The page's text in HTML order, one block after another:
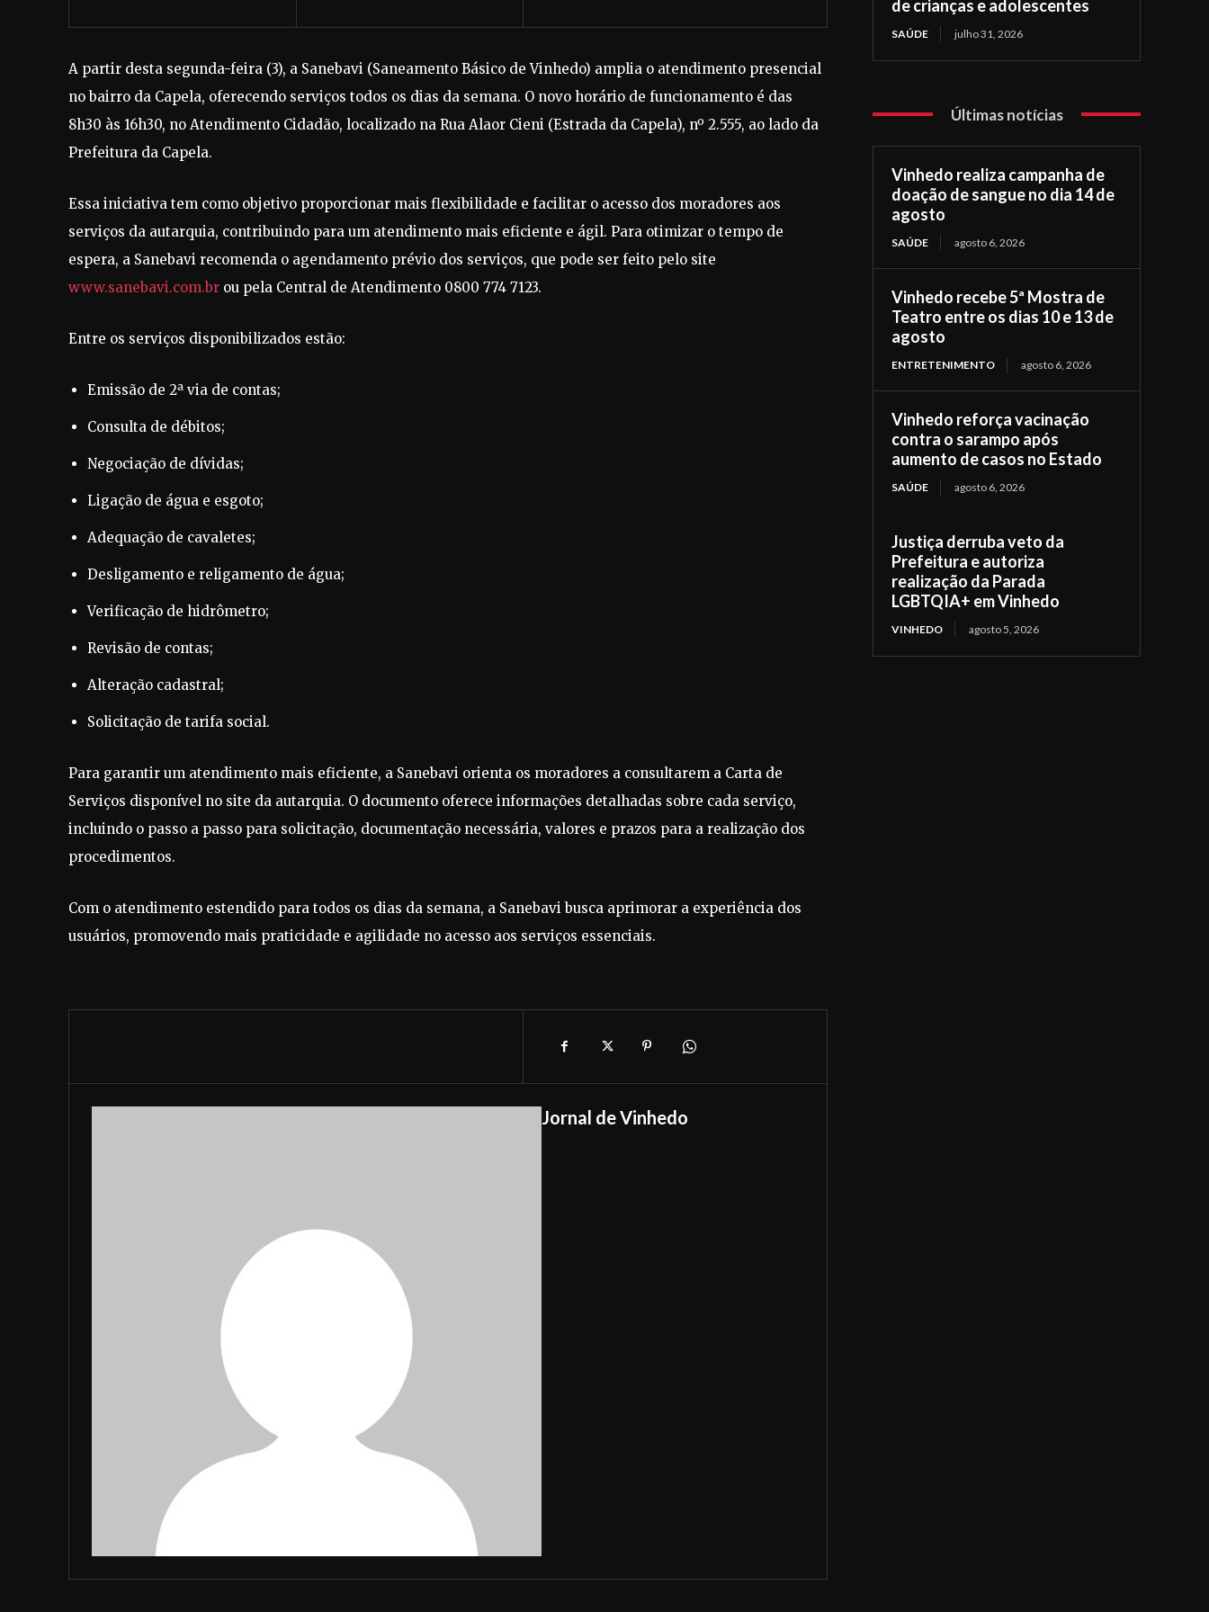
A partir desta segunda-feira (3), a Sanebavi (Saneamento Básico de Vinhedo) amplia o atendimento presencial
no bairro da Capela, oferecendo serviços todos os dias da semana. O novo horário de funcionamento é das
8h30 às 16h30, no Atendimento Cidadão, localizado na Rua Alaor Cieni (Estrada da Capela), nº 2.555, ao lado da
Prefeitura da Capela.
Essa iniciativa tem como objetivo proporcionar mais flexibilidade e facilitar o acesso dos moradores aos
serviços da autarquia, contribuindo para um atendimento mais eficiente e ágil. Para otimizar o tempo de
espera, a Sanebavi recomenda o agendamento prévio dos serviços, que pode ser feito pelo site
www.sanebavi.com.br ou pela Central de Atendimento 0800 774 7123.
Entre os serviços disponibilizados estão:
Emissão de 2ª via de contas;
Consulta de débitos;
Negociação de dívidas;
Ligação de água e esgoto;
Adequação de cavaletes;
Desligamento e religamento de água;
Verificação de hidrômetro;
Revisão de contas;
Alteração cadastral;
Solicitação de tarifa social.
Para garantir um atendimento mais eficiente, a Sanebavi orienta os moradores a consultarem a Carta de
Serviços disponível no site da autarquia. O documento oferece informações detalhadas sobre cada serviço,
incluindo o passo a passo para solicitação, documentação necessária, valores e prazos para a realização dos
procedimentos.
Com o atendimento estendido para todos os dias da semana, a Sanebavi busca aprimorar a experiência dos
usuários, promovendo mais praticidade e agilidade no acesso aos serviços essenciais.
Jornal de Vinhedo
de crianças e adolescentes
SAÚDE julho 31, 2026
Últimas notícias
Vinhedo realiza campanha de
doação de sangue no dia 14 de
agosto
SAÚDE agosto 6, 2026
Vinhedo recebe 5ª Mostra de
Teatro entre os dias 10 e 13 de
agosto
ENTRETENIMENTO agosto 6, 2026
Vinhedo reforça vacinação
contra o sarampo após
aumento de casos no Estado
SAÚDE agosto 6, 2026
Justiça derruba veto da
Prefeitura e autoriza
realização da Parada
LGBTQIA+ em Vinhedo
VINHEDO agosto 5, 2026